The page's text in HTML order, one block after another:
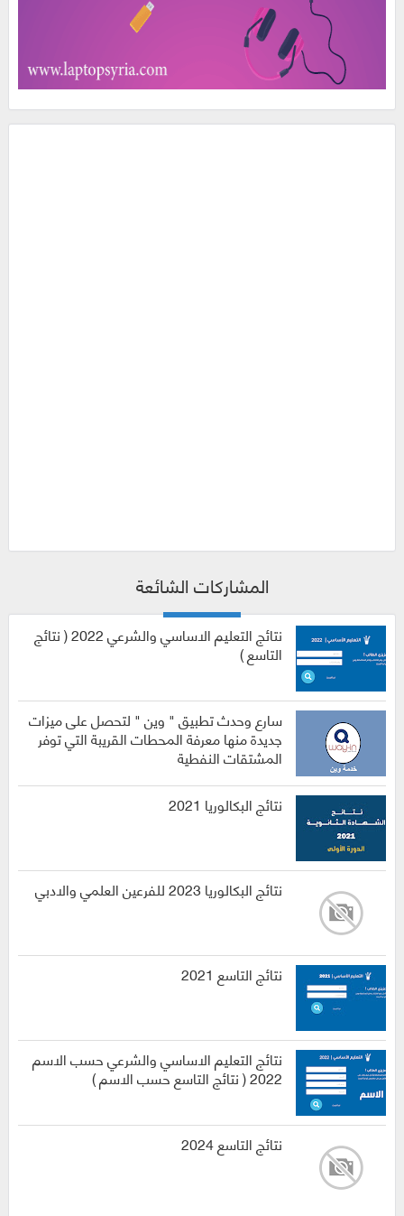
المشاركات الشائعة
نتائج التعليم الاساسي والشرعي 2022 ( نتائج
التاسع )
سارع وحدث تطبيق " وين " لتحصل على ميزات
جديدة منها معرفة المحطات القريبة التي توفر
المشتقات النفطية
نتائج البكالوريا 2021
نتائج البكالوريا 2023 للفرعين العلمي والادبي
نتائج التاسع 2021
نتائج التعليم الاساسي والشرعي حسب الاسم
2022 ( نتائج التاسع حسب الاسم )
نتائج التاسع 2024